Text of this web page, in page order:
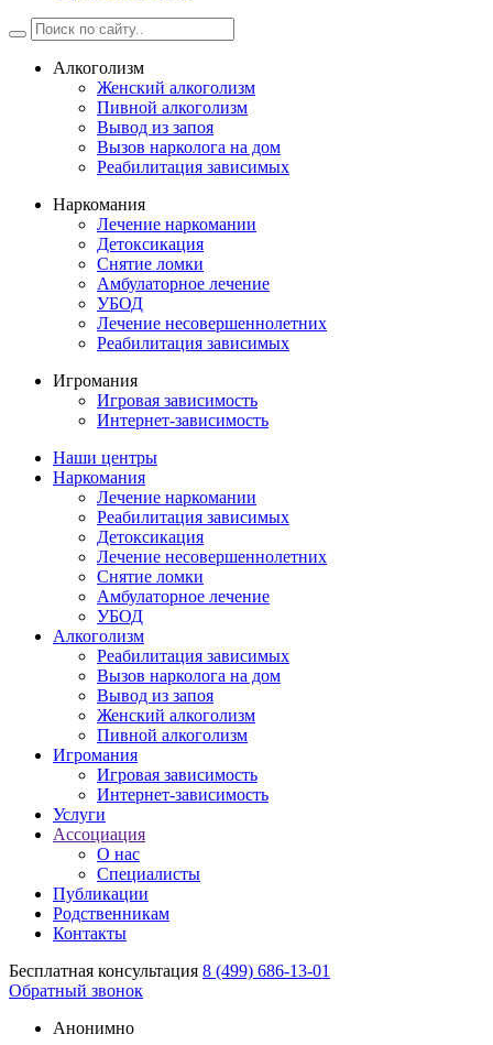
Алкоголизм
Женский алкоголизм
Пивной алкоголизм
Вывод из запоя
Вызов нарколога на дом
Реабилитация зависимых
Наркомания
Лечение наркомании
Детоксикация
Снятие ломки
Амбулаторное лечение
УБОД
Лечение несовершеннолетних
Реабилитация зависимых
Игромания
Игровая зависимость
Интернет-зависимость
Наши центры
Наркомания
Лечение наркомании
Реабилитация зависимых
Детоксикация
Лечение несовершеннолетних
Снятие ломки
Амбулаторное лечение
УБОД
Алкоголизм
Реабилитация зависимых
Вызов нарколога на дом
Вывод из запоя
Женский алкоголизм
Пивной алкоголизм
Игромания
Игровая зависимость
Интернет-зависимость
Услуги
Ассоциация
О нас
Специалисты
Публикации
Родственникам
Контакты
Бесплатная консультация 8 (499) 686-13-01
Обратный звонок
Анонимно